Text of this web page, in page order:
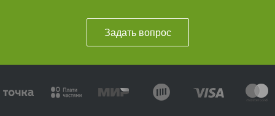
Задать вопрос